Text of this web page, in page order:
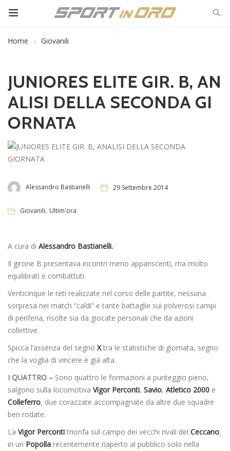
Home Giovanili
JUNIORES ELITE GIR. B, AN
ALISI DELLA SECONDA GI
ORNATA
Alessandro Bastianelli 29 Settembre 2014
Giovanili, Ultim'ora
A cura di Alessandro Bastianelli.
Il girone B presentava incontri meno appariscenti, ma molto
equilibrati e combattuti.
Venticinque le reti realizzate nel corso delle partite, nessuna
sorpresa nei match “caldi” e tante battaglie sui polverosi campi
di periferia, risolte sia da giocate personali che da azioni
collettive.
Spicca l’assenza del segno Xtra le statistiche di giornata, segno
che la voglia di vincere è già alta.
I QUATTRO – Sono quattro le formazioni a punteggio pieno,
salgono sulla locomotiva Vigor Perconti, Savio, Atletico 2000 e
Colleferro, due corazzate accompagnate da altre due squadre
ben rodate.
La Vigor Perconti trionfa sul campo dei vecchi rivali del Ceccano,
in un Popolla recentemente riaperto al pubblico solo nella